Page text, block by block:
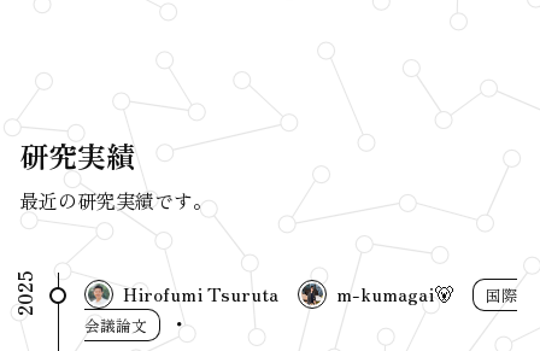
研究実績
最近の研究実績です。
2025 Hirofumi Tsuruta m-kumagai🐻
国際
会議論文